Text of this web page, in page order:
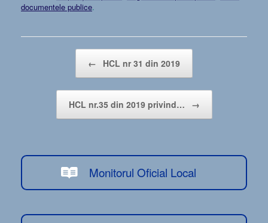
documentele publice.
← HCL nr 31 din 2019
HCL nr.35 din 2019 privind… →
Monitorul Oficial Local